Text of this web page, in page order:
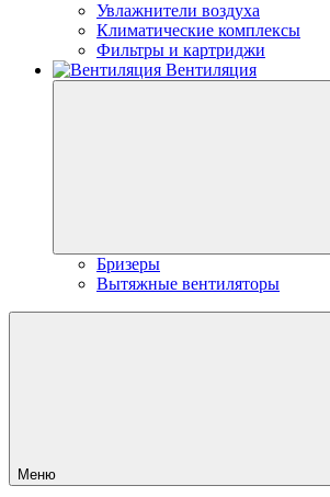
Увлажнители воздуха
Климатические комплексы
Фильтры и картриджи
Вентиляция
Бризеры
Вытяжные вентиляторы
Меню